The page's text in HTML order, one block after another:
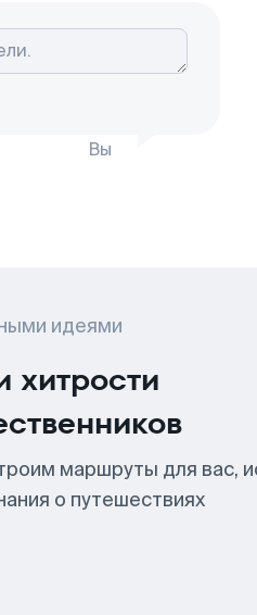
Вы
идеями
хитрости
маршруты для вас,
о путешествиях